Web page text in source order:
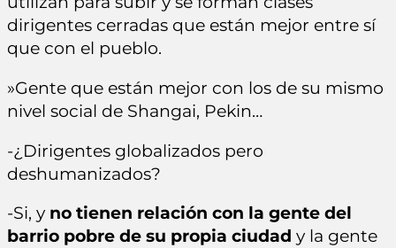
dirigentes cerradas que están mejor entre sí
que con el pueblo.
»Gente que están mejor con los de su mismo
nivel social de Shangai, Pekin…
-¿Dirigentes globalizados pero
deshumanizados?
-Si, y no tienen relación con la gente del
barrio pobre de su propia ciudad y la gente